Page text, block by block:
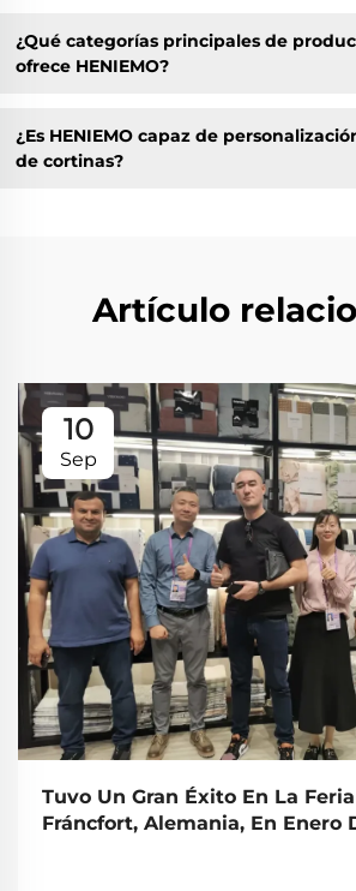
¿Qué categorías principales de
ofrece HENIEMO?
¿Es HENIEMO capaz de
de cortinas?
Artículo
10
Sep
Tuvo Un Gran Éxito En La
Fráncfort, Alemania, En Enero